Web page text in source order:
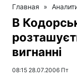
Главная »
В
вигнанні
08:15 28.07.2006 Пт